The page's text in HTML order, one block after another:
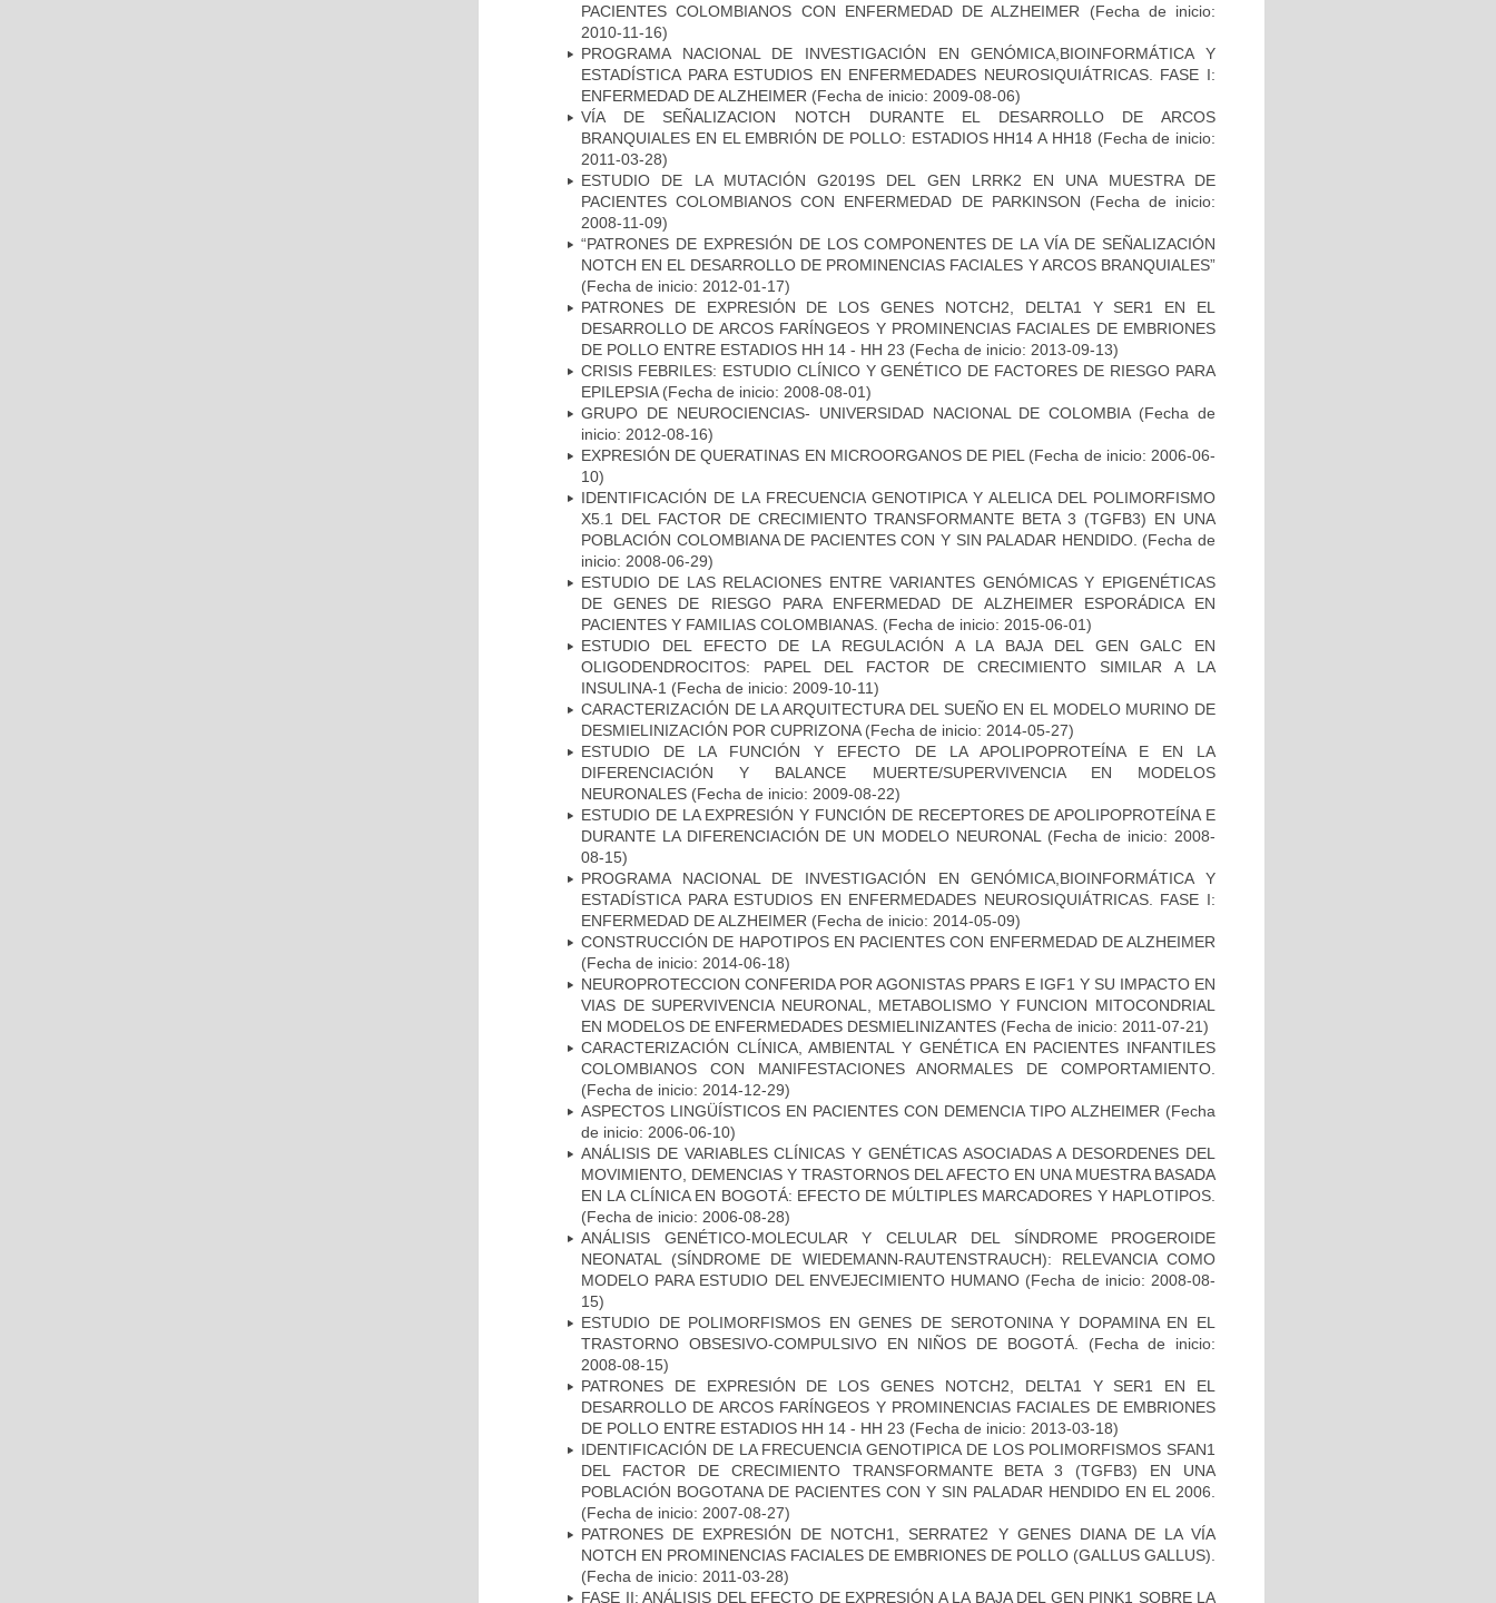
PACIENTES COLOMBIANOS CON ENFERMEDAD DE ALZHEIMER (Fecha de inicio:
2010-11-16)
PROGRAMA NACIONAL DE INVESTIGACIÓN EN GENÓMICA,BIOINFORMÁTICA Y
ESTADÍSTICA PARA ESTUDIOS EN ENFERMEDADES NEUROSIQUIÁTRICAS. FASE I:
ENFERMEDAD DE ALZHEIMER (Fecha de inicio: 2009-08-06)
VÍA DE SEÑALIZACION NOTCH DURANTE EL DESARROLLO DE ARCOS
BRANQUIALES EN EL EMBRIÓN DE POLLO: ESTADIOS HH14 A HH18 (Fecha de inicio:
2011-03-28)
ESTUDIO DE LA MUTACIÓN G2019S DEL GEN LRRK2 EN UNA MUESTRA DE
PACIENTES COLOMBIANOS CON ENFERMEDAD DE PARKINSON (Fecha de inicio:
2008-11-09)
“PATRONES DE EXPRESIÓN DE LOS COMPONENTES DE LA VÍA DE SEÑALIZACIÓN
NOTCH EN EL DESARROLLO DE PROMINENCIAS FACIALES Y ARCOS BRANQUIALES”
(Fecha de inicio: 2012-01-17)
PATRONES DE EXPRESIÓN DE LOS GENES NOTCH2, DELTA1 Y SER1 EN EL
DESARROLLO DE ARCOS FARÍNGEOS Y PROMINENCIAS FACIALES DE EMBRIONES
DE POLLO ENTRE ESTADIOS HH 14 - HH 23 (Fecha de inicio: 2013-09-13)
CRISIS FEBRILES: ESTUDIO CLÍNICO Y GENÉTICO DE FACTORES DE RIESGO PARA
EPILEPSIA(Fecha de inicio: 2008-08-01)
GRUPO DE NEUROCIENCIAS- UNIVERSIDAD NACIONAL DE COLOMBIA(Fecha de
inicio: 2012-08-16)
EXPRESIÓN DE QUERATINAS EN MICROORGANOS DE PIEL (Fecha de inicio: 2006-06-
10)
IDENTIFICACIÓN DE LA FRECUENCIA GENOTIPICA Y ALELICA DEL POLIMORFISMO
X5.1 DEL FACTOR DE CRECIMIENTO TRANSFORMANTE BETA 3 (TGFB3) EN UNA
POBLACIÓN COLOMBIANA DE PACIENTES CON Y SIN PALADAR HENDIDO. (Fecha de
inicio: 2008-06-29)
ESTUDIO DE LAS RELACIONES ENTRE VARIANTES GENÓMICAS Y EPIGENÉTICAS
DE GENES DE RIESGO PARA ENFERMEDAD DE ALZHEIMER ESPORÁDICA EN
PACIENTES Y FAMILIAS COLOMBIANAS. (Fecha de inicio: 2015-06-01)
ESTUDIO DEL EFECTO DE LA REGULACIÓN A LA BAJA DEL GEN GALC EN
OLIGODENDROCITOS: PAPEL DEL FACTOR DE CRECIMIENTO SIMILAR A LA
INSULINA-1 (Fecha de inicio: 2009-10-11)
CARACTERIZACIÓN DE LA ARQUITECTURA DEL SUEÑO EN EL MODELO MURINO DE
DESMIELINIZACIÓN POR CUPRIZONA(Fecha de inicio: 2014-05-27)
ESTUDIO DE LA FUNCIÓN Y EFECTO DE LA APOLIPOPROTEÍNA E EN LA
DIFERENCIACIÓN Y BALANCE MUERTE/SUPERVIVENCIA EN MODELOS
NEURONALES (Fecha de inicio: 2009-08-22)
ESTUDIO DE LA EXPRESIÓN Y FUNCIÓN DE RECEPTORES DE APOLIPOPROTEÍNA E
DURANTE LA DIFERENCIACIÓN DE UN MODELO NEURONAL
(Fecha de inicio: 2008-
08-15)
PROGRAMA NACIONAL DE INVESTIGACIÓN EN GENÓMICA,BIOINFORMÁTICA Y
ESTADÍSTICA PARA ESTUDIOS EN ENFERMEDADES NEUROSIQUIÁTRICAS. FASE I:
ENFERMEDAD DE ALZHEIMER (Fecha de inicio: 2014-05-09)
CONSTRUCCIÓN DE HAPOTIPOS EN PACIENTES CON ENFERMEDAD DE ALZHEIMER
(Fecha de inicio: 2014-06-18)
NEUROPROTECCION CONFERIDA POR AGONISTAS PPARS E IGF1 Y SU IMPACTO EN
VIAS DE SUPERVIVENCIA NEURONAL, METABOLISMO Y FUNCION MITOCONDRIAL
EN MODELOS DE ENFERMEDADES DESMIELINIZANTES (Fecha de inicio: 2011-07-21)
CARACTERIZACIÓN CLÍNICA, AMBIENTAL Y GENÉTICA EN PACIENTES INFANTILES
COLOMBIANOS CON MANIFESTACIONES ANORMALES DE COMPORTAMIENTO.
(Fecha de inicio: 2014-12-29)
ASPECTOS LINGÜÍSTICOS EN PACIENTES CON DEMENCIA TIPO ALZHEIMER (Fecha
de inicio: 2006-06-10)
ANÁLISIS DE VARIABLES CLÍNICAS Y GENÉTICAS ASOCIADAS A DESORDENES DEL
MOVIMIENTO, DEMENCIAS Y TRASTORNOS DEL AFECTO EN UNA MUESTRA BASADA
EN LA CLÍNICA EN BOGOTÁ: EFECTO DE MÚLTIPLES MARCADORES Y HAPLOTIPOS.
(Fecha de inicio: 2006-08-28)
ANÁLISIS GENÉTICO-MOLECULAR Y CELULAR DEL SÍNDROME PROGEROIDE
NEONATAL (SÍNDROME DE WIEDEMANN-RAUTENSTRAUCH): RELEVANCIA COMO
MODELO PARA ESTUDIO DEL ENVEJECIMIENTO HUMANO (Fecha de inicio: 2008-08-
15)
ESTUDIO DE POLIMORFISMOS EN GENES DE SEROTONINA Y DOPAMINA EN EL
TRASTORNO OBSESIVO-COMPULSIVO EN NIÑOS DE BOGOTÁ.
(Fecha de inicio:
2008-08-15)
PATRONES DE EXPRESIÓN DE LOS GENES NOTCH2, DELTA1 Y SER1 EN EL
DESARROLLO DE ARCOS FARÍNGEOS Y PROMINENCIAS FACIALES DE EMBRIONES
DE POLLO ENTRE ESTADIOS HH 14 - HH 23 (Fecha de inicio: 2013-03-18)
IDENTIFICACIÓN DE LA FRECUENCIA GENOTIPICA DE LOS POLIMORFISMOS SFAN1
DEL FACTOR DE CRECIMIENTO TRANSFORMANTE BETA 3 (TGFB3) EN UNA
POBLACIÓN BOGOTANA DE PACIENTES CON Y SIN PALADAR HENDIDO EN EL 2006.
(Fecha de inicio: 2007-08-27)
PATRONES DE EXPRESIÓN DE NOTCH1, SERRATE2 Y GENES DIANA DE LA VÍA
NOTCH EN PROMINENCIAS FACIALES DE EMBRIONES DE POLLO (GALLUS GALLUS).
(Fecha de inicio: 2011-03-28)
FASE II: ANÁLISIS DEL EFECTO DE EXPRESIÓN A LA BAJA DEL GEN PINK1 SOBRE LA